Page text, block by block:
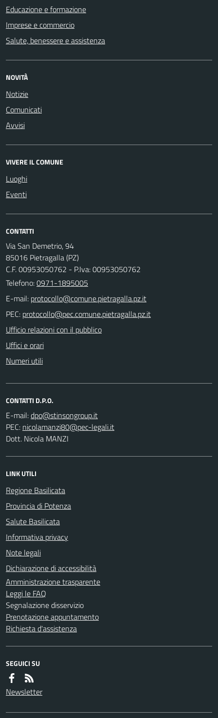
Educazione e formazione
Imprese e commercio
Salute, benessere e assistenza
NOVITÀ
Notizie
Comunicati
Avvisi
VIVERE IL COMUNE
Luoghi
Eventi
CONTATTI
Via San Demetrio, 94
85016 Pietragalla (PZ)
C.F. 00953050762 - P.Iva: 00953050762
Telefono:0971-1895005
E-mail:
PEC:
Ufficio relazioni con il pubblico
Uffici e orari
Numeri utili
CONTATTI D.P.O.
E-mail:
PEC:
Dott. Nicola MANZI
LINK UTILI
Regione Basilicata
Provincia di Potenza
Salute Basilicata
Informativa privacy
Note legali
Dichiarazione di accessibilità
Amministrazione trasparente
Leggi le FAQ
Segnalazione disservizio
Prenotazione appuntamento
Richiesta d'assistenza
SEGUICI SU
Newsletter